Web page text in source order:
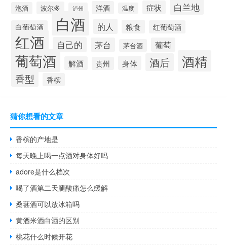
泡酒 波尔多 泸州 洋酒 温度 症状 白兰地
白葡萄酒 白酒 的人 粮食 红葡萄酒
红酒 自己的 茅台 茅台酒 葡萄
葡萄酒 解酒 贵州 身体 酒后 酒精
香型 香槟
猜你想看的文章
香槟的产地是
每天晚上喝一点酒对身体好吗
adore是什么档次
喝了酒第二天腿酸痛怎么缓解
桑葚酒可以放冰箱吗
黄酒米酒白酒的区别
桃花什么时候开花